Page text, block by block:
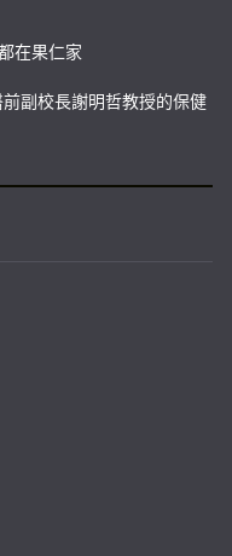
在果仁家
前副校長謝明哲教授的保健